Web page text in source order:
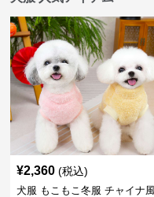
¥2,360 (税込)
犬服 もこもこ冬服 チャイナ